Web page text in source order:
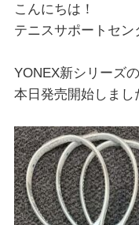
こんにちは！
テニスサポートセン
YONEX新シリーズ
本日発売開始しまし